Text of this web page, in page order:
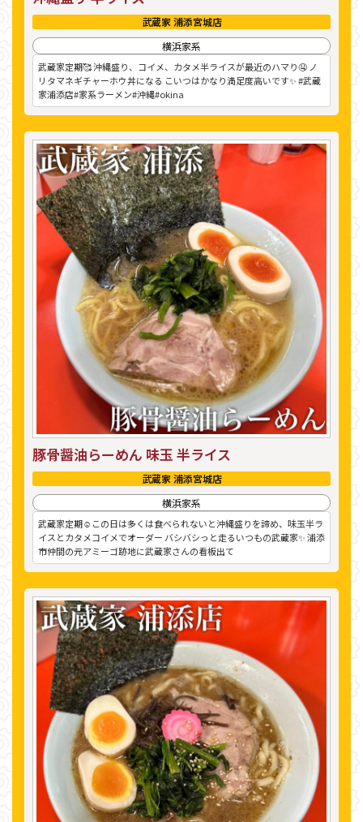
武蔵家 浦添宮城店
横浜家系
武蔵家定期🥰 沖縄盛り、コイメ、カタメ半ライスが最近のハマり🤤 ノ
リタマネギチャーホウ丼になる こいつはかなり満足度高いです✨ #武蔵
家浦添店#家系ラーメン#沖縄#okina
豚骨醤油らーめん 味玉 半ライス
武蔵家 浦添宮城店
横浜家系
武蔵家定期☺️この日は多くは食べられないと沖縄盛りを諦め、味玉半ラ
イスとカタメコイメでオーダー バシバシっと走るいつもの武蔵家✨ 浦添
市仲間の元アミーゴ跡地に武蔵家さんの看板出て